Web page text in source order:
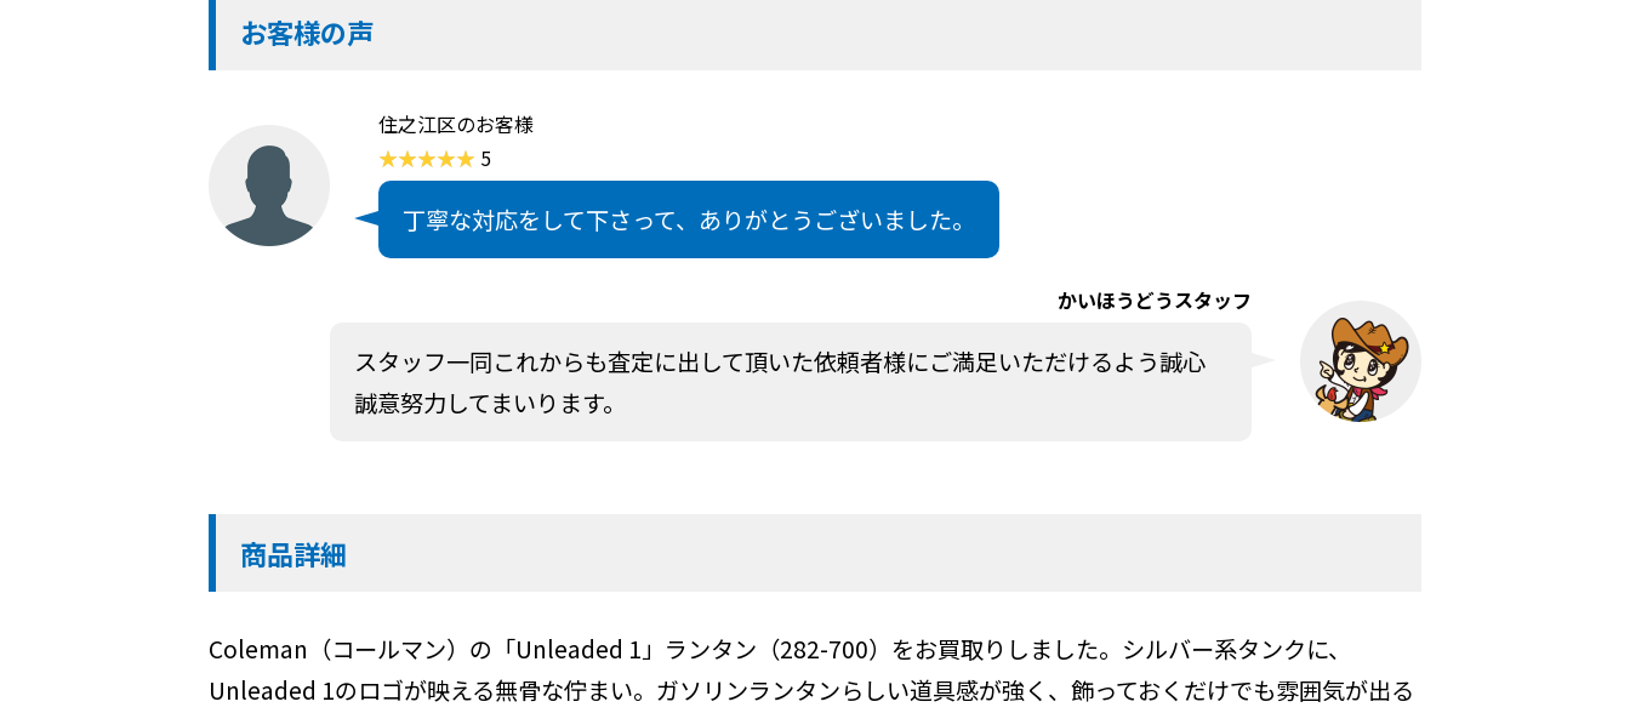
お客様の声
住之江区のお客様
5
丁寧な対応をして下さって、ありがとうございました。
かいほうどうスタッフ
スタッフ一同これからも査定に出して頂いた依頼者様にご満足いただけるよう誠心
誠意努力してまいります。
商品詳細
Coleman（コールマン）の「Unleaded 1」ランタン（282-700）をお買取りしました。シルバー系タンクに、
Unleaded 1のロゴが映える無骨な佇まい。ガソリンランタンらしい道具感が強く、飾っておくだけでも雰囲気が出る